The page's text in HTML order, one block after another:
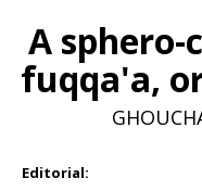
A sphero-
fuqqa'a,
Editorial: